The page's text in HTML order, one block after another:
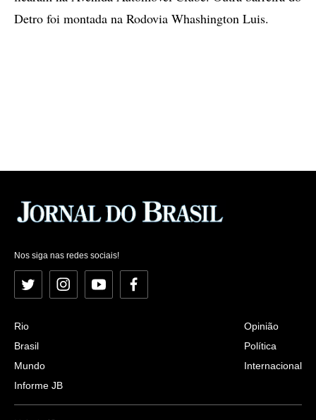
Detro foi montada na Rodovia Whashington Luis.
Nos siga nas redes sociais!
Twitter InstagramYouTubeFacebook
Rio
Brasil
Mundo
Informe JB
Opinião
Política
Internacional